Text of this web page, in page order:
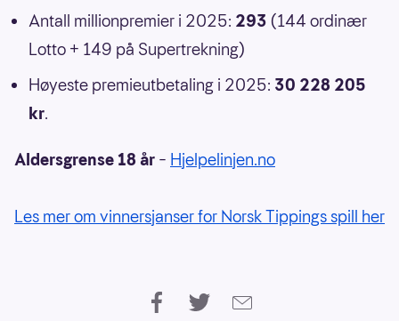
Antall millionpremier i 2025: 293 (144 ordinær
Lotto + 149 på Supertrekning)
Høyeste premieutbetaling i 2025: 30 228 205
kr.
Aldersgrense 18 år – Hjelpelinjen.no
Les mer om vinnersjanser for Norsk Tippings spill her